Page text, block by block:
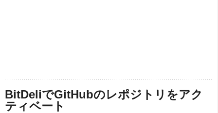
BitDeliでGitHubのレポジトリをアク
ティベート